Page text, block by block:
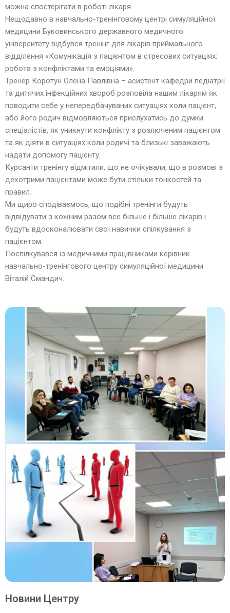
можна спостерігати в роботі лікаря.
Нещодавно в навчально-тренінговому центрі симуляційної
медицини Буковинського державного медичного
університету відбувся тренінг для лікарів приймального
відділення «Комунікація з пацієнтом в стресових ситуаціях:
робота з конфліктами та емоціями».
Тренер Коротун Олена Павлівна – асистент кафедри педіатрії
та дитячих інфекційних хвороб розповіла нашим лікарям як
поводити себе у непередбачуваних ситуаціях коли пацієнт,
або його родич відмовляються прислухатись до думки
спеціалістів, як уникнути конфлікту з розлюченим пацієнтом
та як діяти в ситуаціях коли родичі та близькі заважають
надати допомогу пацієнту.
Курсанти тренінгу відмітили, що не очікували, що в розмові з
декотрими пацієнтами може бути стільки тонкостей та
правил.
Ми щиро сподіваємось, що подібні тренінги будуть
відвідувати з кожним разом все більше і більше лікарів і
будуть вдосконалювати свої навички спілкування з
пацієнтом.
Поспілкувався із медичними працівниками керівник
навчально-тренінгового центру симуляційної медицини
Віталій Смандич.
Новини Центру